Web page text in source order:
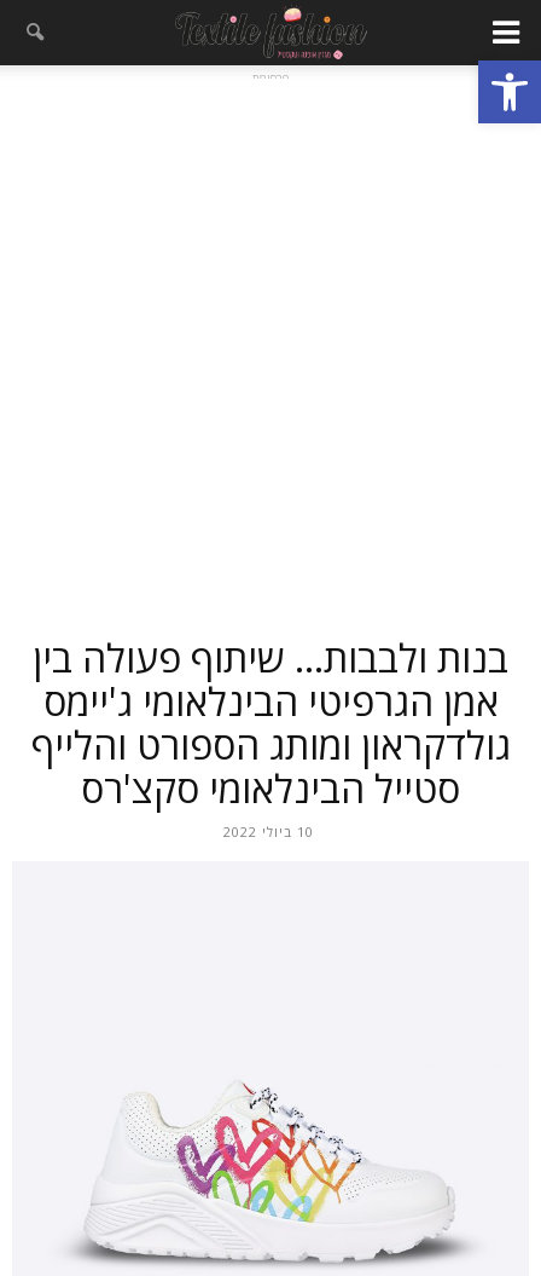
פתח סרגל נגישות - פרסומת -
בנות ולבבות… שיתוף פעולה בין
אמן הגרפיטי הבינלאומי ג'יימס
גולדקראון ומותג הספורט והלייף
סטייל הבינלאומי סקצ'רס
10 ביולי 2022